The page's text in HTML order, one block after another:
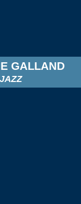
GALLAND